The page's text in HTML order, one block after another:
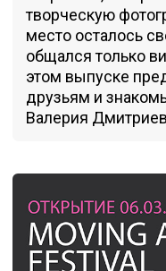
творческую
место осталось
общался только
этом выпуске
друзьям и
Валерия